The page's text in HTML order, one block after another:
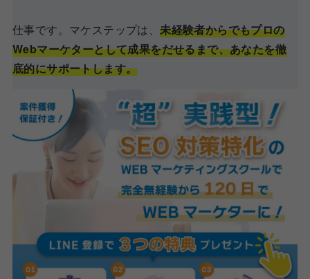
仕事です。マケステップは、未経験者からでもプロの
Webマーケターとして成果をだせるまで、あなたを徹
底的にサポートします。